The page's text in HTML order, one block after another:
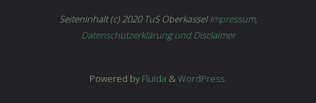
M.
Seiteninhalt (c) 2020 TuS OberkasselImpressum,
Datenschutzerklärung und Disclaimer
Powered by Fluida &WordPress.